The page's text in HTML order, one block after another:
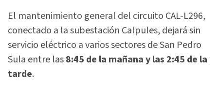
El mantenimiento general del circuito CAL-L296,
conectado a la subestación Calpules, dejará sin
servicio eléctrico a varios sectores de San Pedro
Sula entre las8:45 de la mañana y las 2:45 de la
tarde.